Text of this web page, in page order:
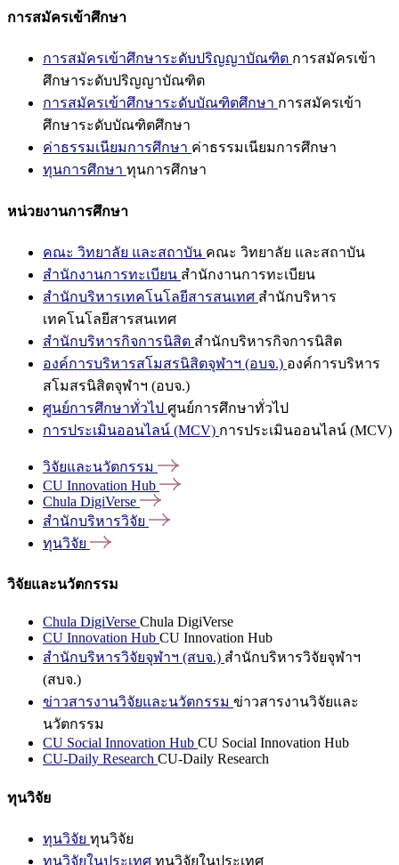
การสมัครเข้าศึกษา
การสมัครเข้าศึกษาระดับปริญญาบัณฑิต การสมัครเข้า
ศึกษาระดับปริญญาบัณฑิต
การสมัครเข้าศึกษาระดับบัณฑิตศึกษา การสมัครเข้า
ศึกษาระดับบัณฑิตศึกษา
ค่าธรรมเนียมการศึกษา ค่าธรรมเนียมการศึกษา
ทุนการศึกษา ทุนการศึกษา
หน่วยงานการศึกษา
คณะ วิทยาลัย และสถาบัน คณะ วิทยาลัย และสถาบัน
สำนักงานการทะเบียน สำนักงานการทะเบียน
สำนักบริหารเทคโนโลยีสารสนเทศ สำนักบริหาร
เทคโนโลยีสารสนเทศ
สำนักบริหารกิจการนิสิต สำนักบริหารกิจการนิสิต
องค์การบริหารสโมสรนิสิตจุฬาฯ (อบจ.) องค์การบริหาร
สโมสรนิสิตจุฬาฯ (อบจ.)
ศูนย์การศึกษาทั่วไป ศูนย์การศึกษาทั่วไป
การประเมินออนไลน์ (MCV) การประเมินออนไลน์ (MCV)
วิจัยและนวัตกรรม
CU Innovation Hub
Chula DigiVerse
สำนักบริหารวิจัย
ทุนวิจัย
วิจัยและนวัตกรรม
Chula DigiVerse Chula DigiVerse
CU Innovation Hub CU Innovation Hub
สำนักบริหารวิจัยจุฬาฯ (สบจ.) สำนักบริหารวิจัยจุฬาฯ
(สบจ.)
ข่าวสารงานวิจัยและนวัตกรรม ข่าวสารงานวิจัยและ
นวัตกรรม
CU Social Innovation Hub CU Social Innovation Hub
CU-Daily Research CU-Daily Research
ทุนวิจัย
ทุนวิจัย ทุนวิจัย
ทุนวิจัยในประเทศ ทุนวิจัยในประเทศ